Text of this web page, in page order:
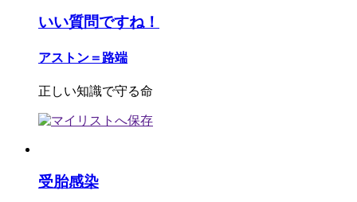
いい質問ですね！
アストン＝路端
正しい知識で守る命
受胎感染